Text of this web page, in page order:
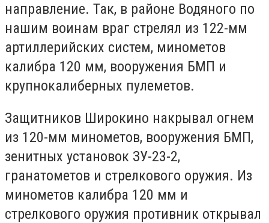
направление. Так, в районе Водяного по
нашим воинам враг стрелял из 122-мм
артиллерийских систем, минометов
калибра 120 мм, вооружения БМП и
крупнокалиберных пулеметов.
Защитников Широкино накрывал огнем
из 120-мм минометов, вооружения БМП,
зенитных установок ЗУ-23-2,
гранатометов и стрелкового оружия. Из
минометов калибра 120 мм и
стрелкового оружия противник открывал